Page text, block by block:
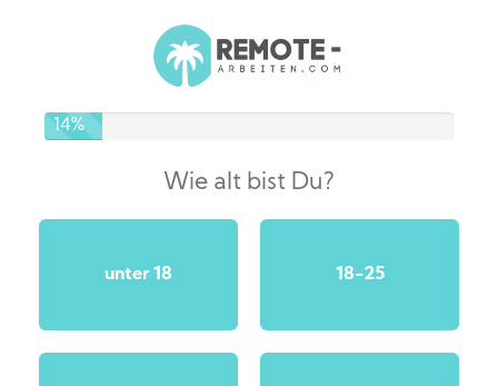
14%
Wie alt bist Du?
unter 18 18-25